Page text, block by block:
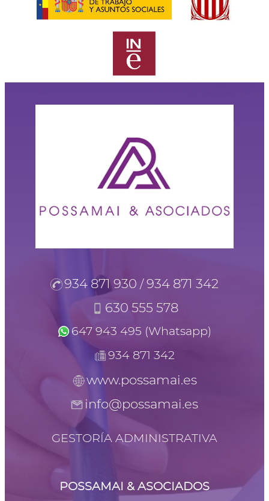
934 871 930 /934 871 342
630 555 578
647 943 495 (Whatsapp)
934 871 342
www.possamai.es
info@possamai.es
GESTORÍA ADMINISTRATIVA
POSSAMAI & ASOCIADOS